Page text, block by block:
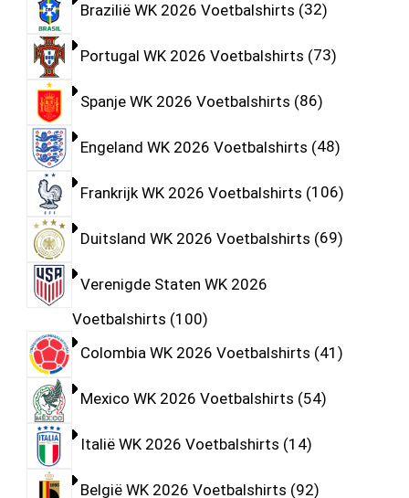
Brazilië WK 2026 Voetbalshirts 32
Portugal WK 2026 Voetbalshirts 73
Spanje WK 2026 Voetbalshirts 86
Engeland WK 2026 Voetbalshirts 48
Frankrijk WK 2026 Voetbalshirts 106
Duitsland WK 2026 Voetbalshirts 69
Verenigde Staten WK 2026
Voetbalshirts 100
Colombia WK 2026 Voetbalshirts 41
Mexico WK 2026 Voetbalshirts 54
Italië WK 2026 Voetbalshirts 14
België WK 2026 Voetbalshirts 92